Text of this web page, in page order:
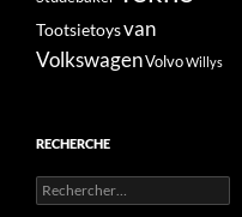
Tootsietoysvan
VolkswagenVolvoWillys
RECHERCHE
Rechercher :